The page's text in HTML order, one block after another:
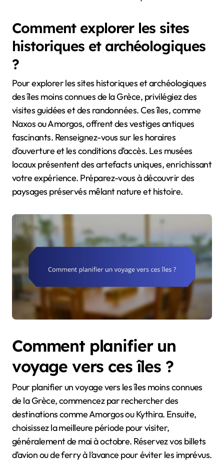
Comment explorer les sites
historiques et archéologiques
?
Pour explorer les sites historiques et archéologiques
des îles moins connues de la Grèce, privilégiez des
visites guidées et des randonnées. Ces îles, comme
Naxos ou Amorgos, offrent des vestiges antiques
fascinants. Renseignez-vous sur les horaires
d’ouverture et les conditions d’accès. Les musées
locaux présentent des artefacts uniques, enrichissant
votre expérience. Préparez-vous à découvrir des
paysages préservés mêlant nature et histoire.
Comment planifier un
voyage vers ces îles ?
Pour planifier un voyage vers les îles moins connues
de la Grèce, commencez par rechercher des
destinations comme Amorgos ou Kythira. Ensuite,
choisissez la meilleure période pour visiter,
généralement de mai à octobre. Réservez vos billets
d’avion ou de ferry à l’avance pour éviter les imprévus.